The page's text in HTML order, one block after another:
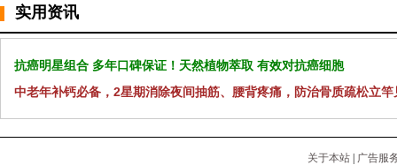
实用资讯
抗癌明星组合 多年口碑保证！天然植物萃取 有效对抗癌细胞
中老年补钙必备，2星期消除夜间抽筋、腰背疼痛，防治骨质疏松立竿
关于本站
广告服